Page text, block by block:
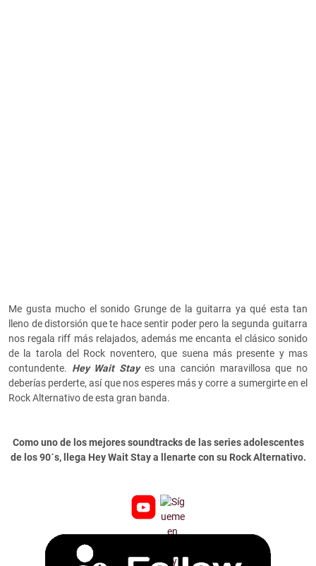
Me gusta mucho el sonido Grunge de la guitarra ya qué esta tan
lleno de distorsión que te hace sentir poder pero la segunda guitarra
nos regala riff más relajados, además me encanta el clásico sonido
de la tarola del Rock noventero, que suena más presente y mas
contundente. Hey Wait Stayes una canción maravillosa que no
deberías perderte, así que nos esperes más y corre a sumergirte en el
Rock Alternativo de esta gran banda.
Como uno de los mejores soundtracks de las series adolescentes
de los 90´s, llega Hey Wait Stay a llenarte con su Rock Alternativo.